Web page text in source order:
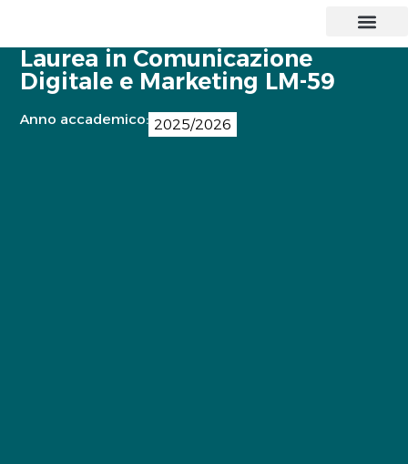
Laurea in Comunicazione
Digitale e Marketing LM-59
Anno accademico: 2025/2026